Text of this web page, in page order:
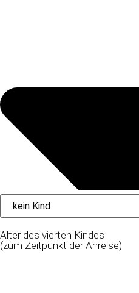
Alter des vierten Kindes
(zum Zeitpunkt der Anreise)